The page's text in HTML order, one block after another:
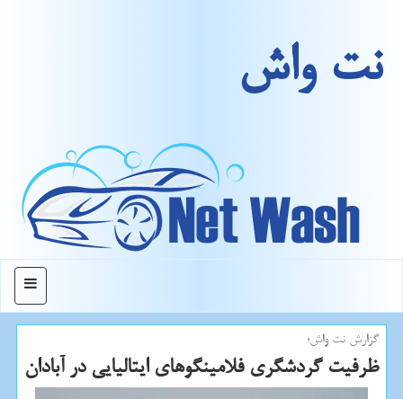
نت واش
منو
گزارش نت واش؛
ظرفیت گردشگری فلامینگوهای ایتالیایی در آبادان